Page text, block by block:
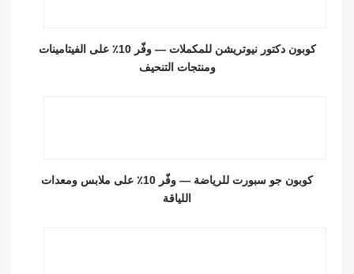
كوبون دكتور نيوتريشن للمكملات — وفّر 10٪ على الفيتامينات
ومنتجات التنحيف
كوبون جو سبورت للرياضة — وفّر 10٪ على ملابس ومعدات
اللياقة